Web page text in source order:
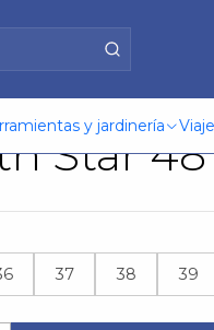
y jardinería
(Lo)
Star
37 38 39